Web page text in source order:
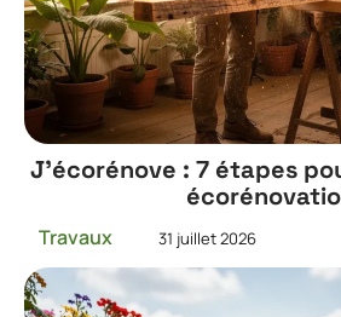
J’écorénove : 7 étapes
Travaux 31 juillet 2026